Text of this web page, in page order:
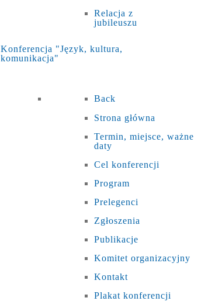
Relacja z
jubileuszu
Konferencja "Język, kultura,
komunikacja"
Back
Strona główna
Termin, miejsce, ważne
daty
Cel konferencji
Program
Prelegenci
Zgłoszenia
Publikacje
Komitet organizacyjny
Kontakt
Plakat konferencji